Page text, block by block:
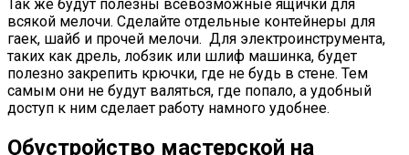
Так же будут полезны всевозможные ящички для
всякой мелочи. Сделайте отдельные контейнеры для
гаек, шайб и прочей мелочи. Для электроинструмента,
таких как дрель, лобзик или шлиф машинка, будет
полезно закрепить крючки, где не будь в стене. Тем
самым они не будут валяться, где попало, а удобный
доступ к ним сделает работу намного удобнее.
Обустройство мастерской на